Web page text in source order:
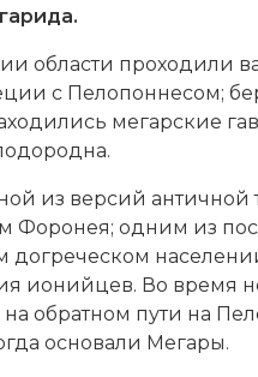
об­лас­ти про­хо­ди­ли
с Пе­ло­пон­не­сом;
ме­гар­ские
из вер­сий
Фо­ро­нея; од­ним из
ио­ний­цев. Во вре­мя
об­рат­ном пу­ти на
ос­но­ва­ли Мегары.